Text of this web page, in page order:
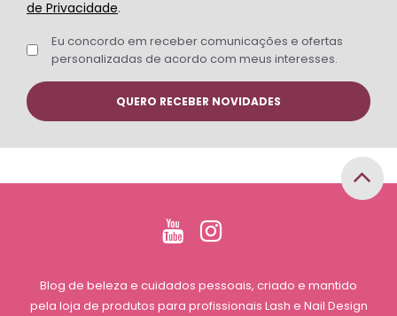
de Privacidade.
Eu concordo em receber comunicações e ofertas
personalizadas de acordo com meus interesses.
Blog de beleza e cuidados pessoais, criado e mantido
pela loja de produtos para profissionais Lash e Nail Design